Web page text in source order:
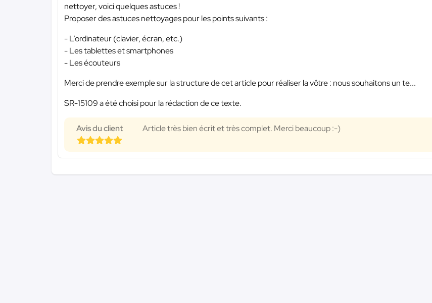
nettoyer, voici quelques astuces !
Proposer des astuces nettoyages pour les points suivants :
- L’ordinateur (clavier, écran, etc.)
- Les tablettes et smartphones
- Les écouteurs
Merci de prendre exemple sur la structure de cet article pour réaliser la vôtre : nous souhaitons un te...
SR-15109 a été choisi pour la rédaction de ce texte.
Avis du client Article très bien écrit et très complet. Merci beaucoup :-)